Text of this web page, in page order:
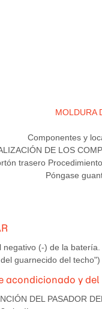
MOLDURA
Componentes y
DE LOS
trasero
Póngase
(-) de la
guarnecido del techo")
acondicionado y
DEL PASADOR